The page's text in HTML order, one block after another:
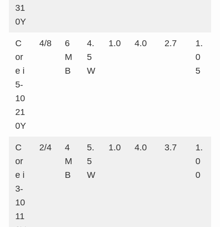
31
0Y
C
or
e i
5-
10
21
0Y
4/8
6
M
B
4.
5
W
1.0 4.0 2.7
1.
0
5
C
or
e i
3-
10
11
2/4
4
M
B
5.
5
W
1.0 4.0 3.7
1.
0
0